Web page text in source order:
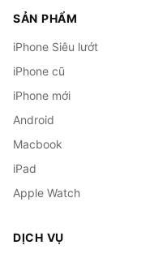
SẢN PHẨM
iPhone Siêu lướt
iPhone cũ
iPhone mới
Android
Macbook
iPad
Apple Watch
DỊCH VỤ